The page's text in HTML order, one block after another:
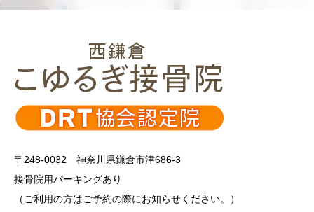
〒248-0032 神奈川県鎌倉市津686-3
接骨院用パーキングあり
（ご利用の方はご予約の際にお知らせください。）